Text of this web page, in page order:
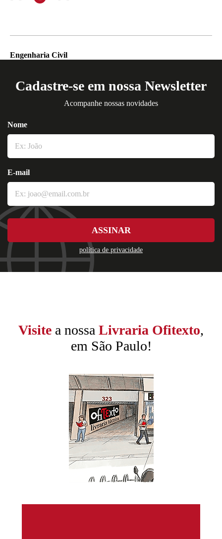
Engenharia Civil
Cadastre-se em nossa Newsletter
Acompanhe nossas novidades
política de privacidade
Nome
E-mail
ASSINAR
Visite a nossa Livraria Ofitexto,
em São Paulo!